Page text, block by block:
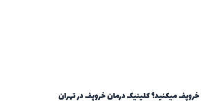
خروپف میکنید؟ کلینیک درمان خروپف در تهران